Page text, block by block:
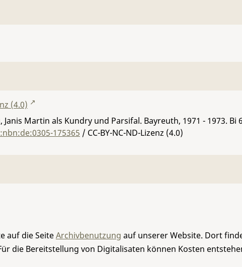
(4.0)
Janis Martin als Kundry und Parsifal. Bayreuth, 1971 - 1973. Bi
175365 / CC-BY-NC-ND-Lizenz (4.0)
auf die SeiteArchivbenutzung auf unserer Website. Dort
die Bereitstellung von Digitalisaten können Kosten